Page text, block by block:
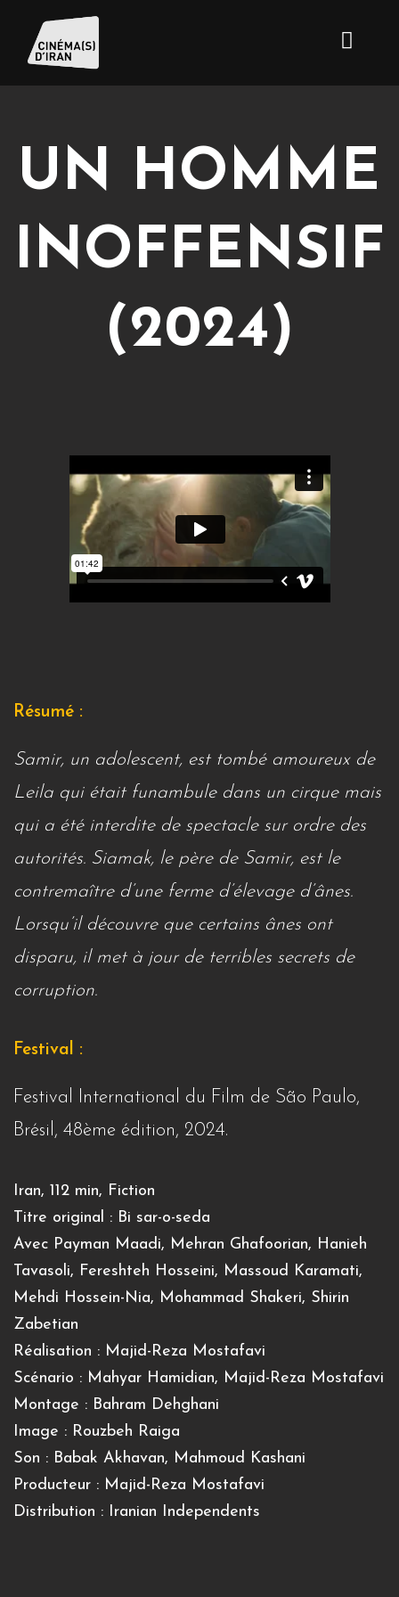
UN HOMME
INOFFENSIF
(2024)
Résumé :
Samir, un adolescent, est tombé amoureux de
Leila qui était funambule dans un cirque mais
qui a été interdite de spectacle sur ordre des
autorités. Siamak, le père de Samir, est le
contremaître d’une ferme d’élevage d’ânes.
Lorsqu’il découvre que certains ânes ont
disparu, il met à jour de terribles secrets de
corruption.
Festival :
Festival International du Film de São Paulo,
Brésil, 48ème édition, 2024.
Iran, 112 min, Fiction
Titre original : Bi sar-o-seda
Avec Payman Maadi, Mehran Ghafoorian, Hanieh
Tavasoli, Fereshteh Hosseini, Massoud Karamati,
Mehdi Hossein-Nia, Mohammad Shakeri, Shirin
Zabetian
Réalisation : Majid-Reza Mostafavi
Scénario : Mahyar Hamidian, Majid-Reza Mostafavi
Montage : Bahram Dehghani
Image : Rouzbeh Raiga
Son : Babak Akhavan, Mahmoud Kashani
Producteur : Majid-Reza Mostafavi
Distribution : Iranian Independents